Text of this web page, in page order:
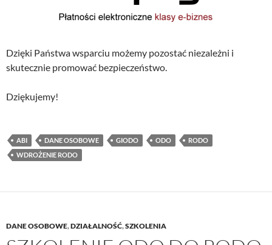
Dzięki Państwa wsparciu możemy pozostać niezależni i
skutecznie promować bezpieczeństwo.
Dziękujemy!
ABI DANE OSOBOWE GIODO ODO
RODO
WDROŻENIE RODO
DANE OSOBOWE,DZIAŁALNOŚĆ,SZKOLENIA